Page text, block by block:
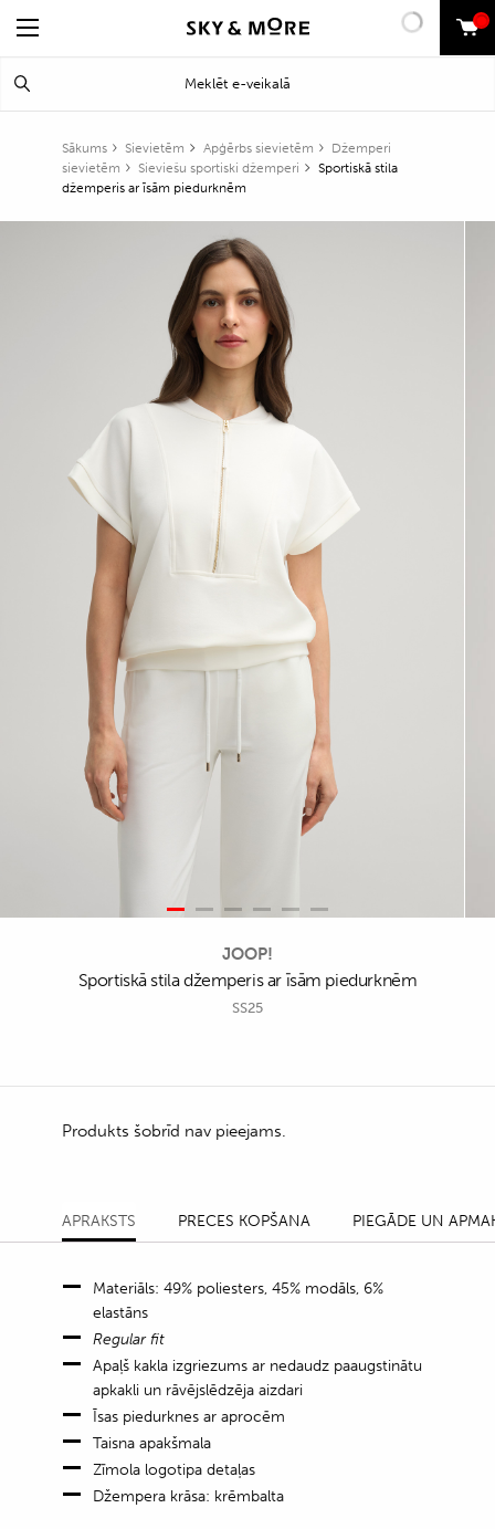
0
Sākums Sievietēm Apģērbs sievietēm
Džemperi
sievietēm
Sieviešu sportiski džemperi
Sportiskā stila
džemperis ar īsām piedurknēm
JOOP!
Sportiskā stila džemperis ar īsām piedurknēm
SS25
Produkts šobrīd nav pieejams.
APRAKSTS PRECES KOPŠANA PIEGĀDE UN
Materiāls: 49% poliesters, 45% modāls, 6%
elastāns
Regular fit
Apaļš kakla izgriezums ar nedaudz paaugstinātu
apkakli un rāvējslēdzēja aizdari
Īsas piedurknes ar aprocēm
Taisna apakšmala
Zīmola logotipa detaļas
Džempera krāsa: krēmbalta